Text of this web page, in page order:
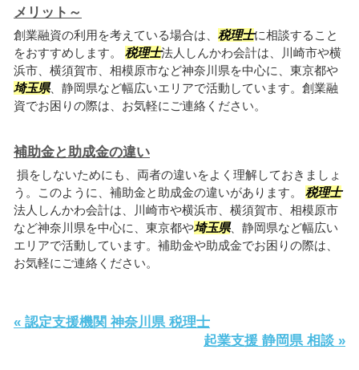
メリット～
創業融資の利用を考えている場合は、 税理士に相談すること
をおすすめします。 税理士法人しんかわ会計は、川崎市や横
浜市、横須賀市、相模原市など神奈川県を中心に、東京都や
埼玉県、静岡県など幅広いエリアで活動しています。創業融
資でお困りの際は、お気軽にご連絡ください。
補助金と助成金の違い
損をしないためにも、両者の違いをよく理解しておきましょ
う。このように、補助金と助成金の違いがあります。 税理士
法人しんかわ会計は、川崎市や横浜市、横須賀市、相模原市
など神奈川県を中心に、東京都や埼玉県、静岡県など幅広い
エリアで活動しています。補助金や助成金でお困りの際は、
お気軽にご連絡ください。
« 認定支援機関 神奈川県 税理士
起業支援 静岡県 相談 »